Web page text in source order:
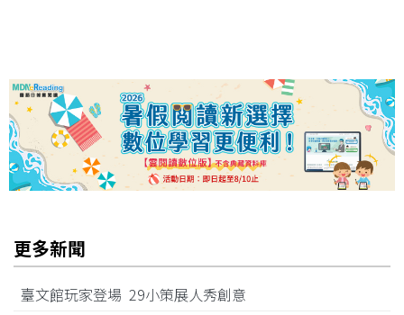
更多新聞
臺文館玩家登場 29小策展人秀創意